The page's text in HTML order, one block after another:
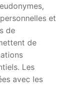
et
de
de
Les
avec les